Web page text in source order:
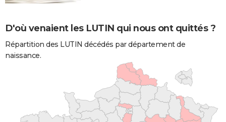
D'où venaient les LUTIN qui nous ont quittés ?
Répartition des LUTIN décédés par département de
naissance.